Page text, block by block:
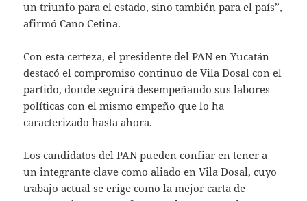
un triunfo para el estado, sino también para el país”,
afirmó Cano Cetina.
Con esta certeza, el presidente del PAN en Yucatán
destacó el compromiso continuo de Vila Dosal con el
partido, donde seguirá desempeñando sus labores
políticas con el mismo empeño que lo ha
caracterizado hasta ahora.
Los candidatos del PAN pueden confiar en tener a
un integrante clave como aliado en Vila Dosal, cuyo
trabajo actual se erige como la mejor carta de